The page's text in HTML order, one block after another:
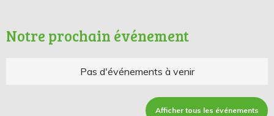
Notre prochain événement
Pas d'événements à venir
Afficher tous les événements